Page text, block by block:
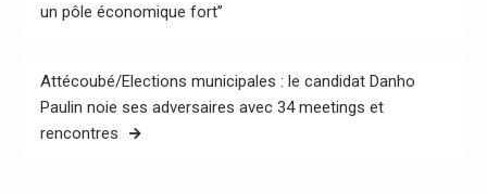
l’article
un pôle économique fort’’
Attécoubé/Elections municipales : le candidat Danho
Paulin noie ses adversaires avec 34 meetings et
rencontres